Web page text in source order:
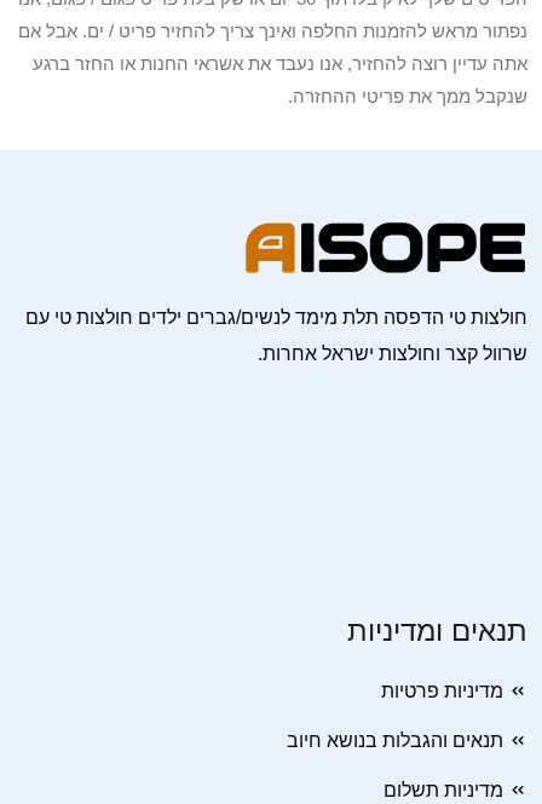
נפתור מראש להזמנות החלפה ואינך צריך להחזיר פריט / ים. אבל אם
אתה עדיין רוצה להחזיר, אנו נעבד את אשראי החנות או החזר ברגע
שנקבל ממך את פריטי ההחזרה.
חולצות טי הדפסה תלת מימד לנשים/גברים ילדים חולצות טי עם
שרוול קצר וחולצות ישראל אחרות.
תנאים ומדיניות
מדיניות פרטיות
תנאים והגבלות בנושא חיוב
מדיניות תשלום